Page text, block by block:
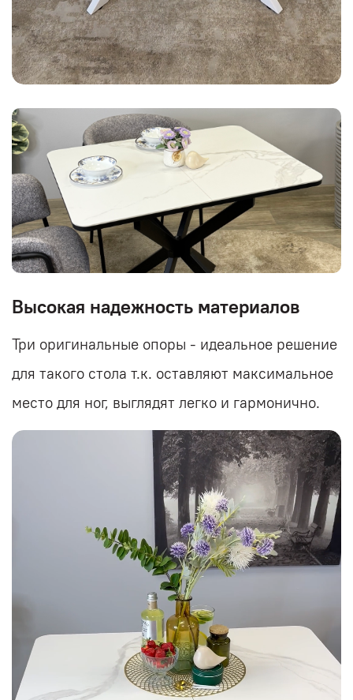
Высокая надежность материалов
Три оригинальные опоры - идеальное решение
для такого стола т.к. оставляют максимальное
место для ног, выглядят легко и гармонично.